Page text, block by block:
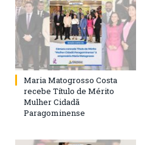
Maria Matogrosso Costa
recebe Título de Mérito
Mulher Cidadã
Paragominense